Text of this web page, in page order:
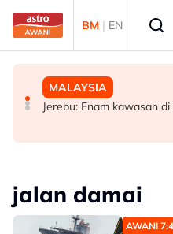
Skip to main content
BM | EN
MALAYSIA
Kerajaan Negeri
MALAYSIA
Ancaman penipuan
MALAYSIA
Jerebu: Enam kawasan
jalan damai
AWANI